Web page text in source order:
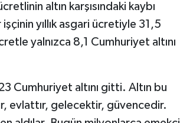
altın karşısındaki kaybı
yıllık asgari ücretiyle 31,5
yalnızca 8,1 Cumhuriyet altını
Cumhuriyet altını gitti. Altın bu
evlattır, gelecektir, güvencedir.